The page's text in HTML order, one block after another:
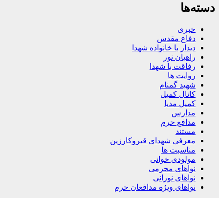
دسته‌ها
خبری
دفاع مقدس
دیدار با خانواده شهدا
راهیان نور
رفاقت با شهدا
روایت ها
شهید گمنام
کانال کمیل
کمیل مدیا
مدارس
مدافع حرم
مستند
معرفی شهدای قیروکارزین
مناسبت ها
مولودی خوانی
نواهای محرمی
نواهای نورانی
نواهای ویژه مدافعان حرم